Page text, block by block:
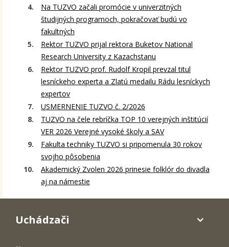
Na TUZVO začali promócie v univerzitných
študijných programoch, pokračovať budú vo
fakultných
Rektor TUZVO prijal rektora Buketov National
Research University z Kazachstanu
Rektor TUZVO prof. Rudolf Kropil prevzal titul
lesníckeho experta a Zlatú medailu Rádu lesníckych
expertov
USMERNENIE TUZVO č. 2/2026
TUZVO na čele rebríčka TOP 10 verejných inštitúcií
VER 2026 Verejné vysoké školy a SAV
Fakulta techniky TUZVO si pripomenula 30 rokov
svojho pôsobenia
Akademický Zvolen 2026 prinesie folklór do divadla
aj na námestie
Uchádzači